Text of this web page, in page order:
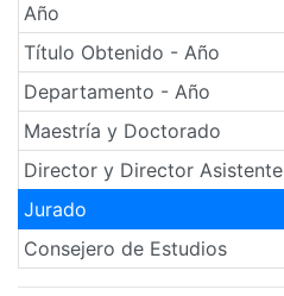
Año
Título Obtenido - Año
Departamento - Año
Maestría y Doctorado
Director y Director Asistente
Jurado
Consejero de Estudios